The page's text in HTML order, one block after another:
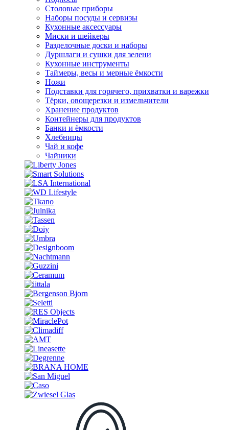
Столовые приборы
Наборы посуды и сервизы
Кухонные аксессуары
Миски и шейкеры
Разделочные доски и наборы
Дуршлаги и сушки для зелени
Кухонные инструменты
Таймеры, весы и мерные ёмкости
Ножи
Подставки для горячего, прихватки и варежки
Тёрки, овощерезки и измельчители
Хранение продуктов
Контейнеры для продуктов
Банки и ёмкости
Хлебницы
Чай и кофе
Чайники